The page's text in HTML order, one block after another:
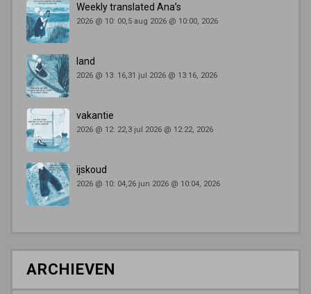
Weekly translated Ana’s
2026 @ 10: 00,5 aug 2026 @ 10:00, 2026
land
2026 @ 13: 16,31 jul 2026 @ 13:16, 2026
vakantie
2026 @ 12: 22,3 jul 2026 @ 12:22, 2026
ijskoud
2026 @ 10: 04,26 jun 2026 @ 10:04, 2026
ARCHIEVEN